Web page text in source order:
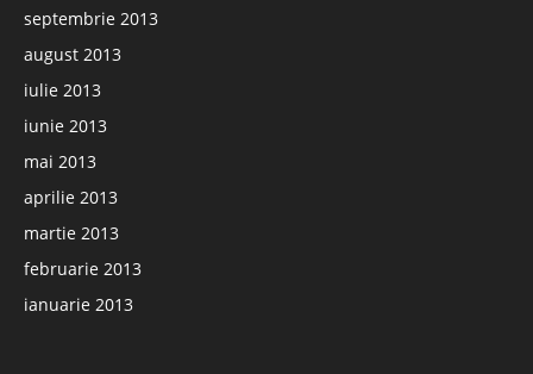
septembrie 2013
august 2013
iulie 2013
iunie 2013
mai 2013
aprilie 2013
martie 2013
februarie 2013
ianuarie 2013